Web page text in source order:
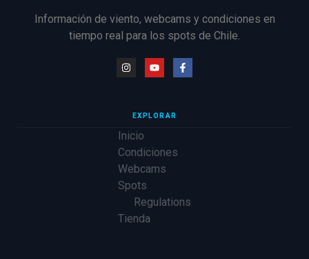
Información de viento, webcams y condiciones en
tiempo real para los spots de Chile.
EXPLORAR
Inicio
Condiciones
Webcams
Spots
Regulations
Tienda